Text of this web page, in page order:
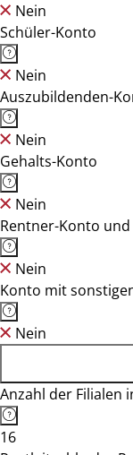
Nein
Schüler-Konto
Nein
Auszubildenden-
Nein
Gehalts-Konto
Nein
Rentner-Konto
Nein
Konto mit
Nein
Anzahl der Filialen
16